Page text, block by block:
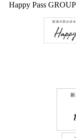
Happy Pass GROUP